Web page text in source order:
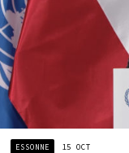
ESSONNE 15 OCT